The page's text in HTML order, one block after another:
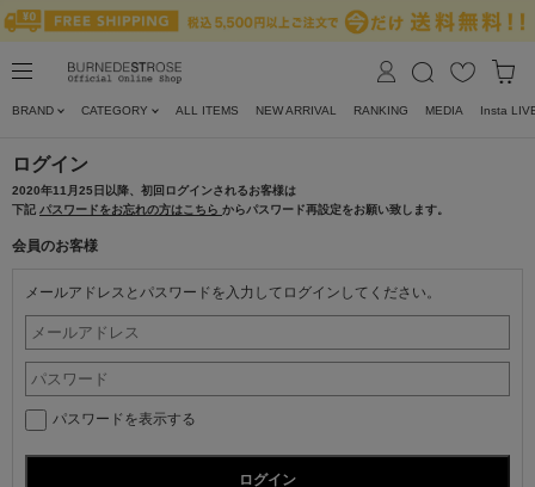
BRAND CATEGORY ALL ITEMS NEW ARRIVAL RANKING MEDIA Insta
ログイン
2020年11月25日以降、初回ログインされるお客様は
下記 パスワードをお忘れの方はこちら からパスワード再設定をお願い致します。
会員のお客様
メールアドレスとパスワードを入力してログインしてください。
パスワードを表示する